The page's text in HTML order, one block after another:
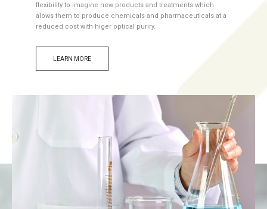
flexibility to imagine new products and treatments which
alows them to produce chemicals and pharmaceuticals at a
reduced cost with higer optical puriry.
LEARN MORE